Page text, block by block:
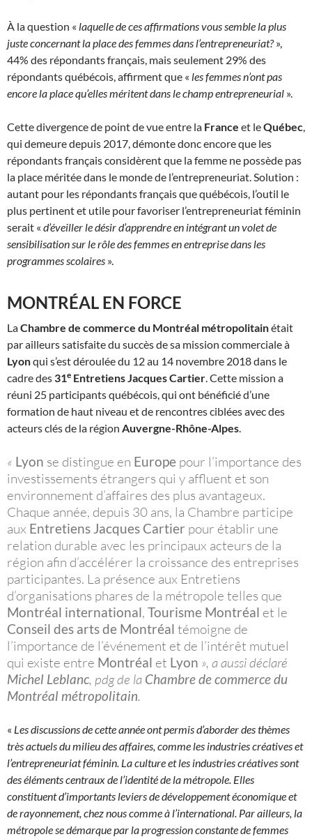
À la question « laquelle de ces affirmations vous semble la plus
juste concernant la place des femmes dans l’entrepreneuriat?»,
44% des répondants français, mais seulement 29% des
répondants québécois, affirment que « les femmes n’ont pas
encore la place qu’elles méritent dans le champ entrepreneurial ».
Cette divergence de point de vue entre la France et leQuébec,
qui demeure depuis 2017, démonte donc encore que les
répondants français considèrent que la femme ne possède pas
la place méritée dans le monde de l’entrepreneuriat. Solution :
autant pour les répondants français que québécois, l’outil le
plus pertinent et utile pour favoriser l’entrepreneuriat féminin
serait « d’éveiller le désir d’apprendre en intégrant un volet de
sensibilisation sur le rôle des femmes en entreprise dans les
programmes scolaires ».
MONTRÉAL EN FORCE
LaChambre de commerce du Montréal métropolitainétait
par ailleurs satisfaite du succès de sa mission commerciale à
Lyonqui s’est déroulée du 12 au 14 novembre 2018 dans le
cadre des 31e Entretiens Jacques Cartier. Cette mission a
réuni 25 participants québécois, qui ont bénéficié d’une
formation de haut niveau et de rencontres ciblées avec des
acteurs clés de la région Auvergne-Rhône-Alpes.
« Lyon se distingue en Europe pour l’importance des
investissements étrangers qui y affluent et son
environnement d’affaires des plus avantageux.
Chaque année, depuis 30 ans, la Chambre participe
aux Entretiens Jacques Cartier pour établir une
relation durable avec les principaux acteurs de la
région afin d’accélérer la croissance des entreprises
participantes. La présence aux Entretiens
d’organisations phares de la métropole telles que
Montréal international, Tourisme Montréal et le
Conseil des arts de Montréal témoigne de
l’importance de l’événement et de l’intérêt mutuel
qui existe entre Montréal et Lyon », a aussi déclaré
Michel Leblanc, pdg de la Chambre de commerce du
Montréal métropolitain.
« Les discussions de cette année ont permis d’aborder des thèmes
très actuels du milieu des affaires, comme les industries créatives et
l’entrepreneuriat féminin. La culture et les industries créatives sont
des éléments centraux de l’identité de la métropole. Elles
constituent d’importants leviers de développement économique et
de rayonnement, chez nous comme à l’international. Par ailleurs, la
métropole se démarque par la progression constante de femmes